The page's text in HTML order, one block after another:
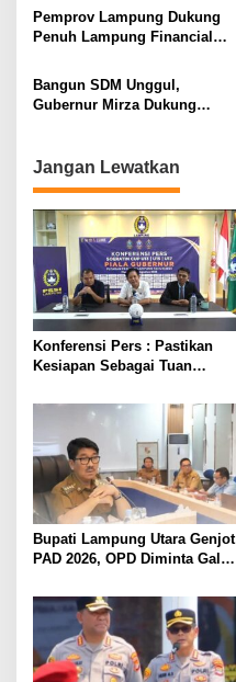
Dorong Lahirnya Generasi
Emas
Pemprov Lampung Dukung
Penuh Lampung Financial
Keuangan Generasi Muda
Bangun SDM Unggul,
Gubernur Mirza Dukung
Lampung
Jangan Lewatkan
Konferensi Pers : Pastikan
Kesiapan Sebagai Tuan
Tiga Venue Pelaksanaan
Soeratin Cup Piala Gubernur
Lampung
Bupati Lampung Utara Genjot
PAD 2026, OPD Diminta Gali
hingga Optimalkan PBB-P2